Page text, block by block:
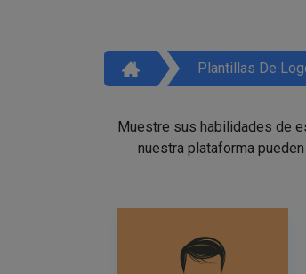
Plantillas De
Muestre sus habilidades de
nuestra plataforma